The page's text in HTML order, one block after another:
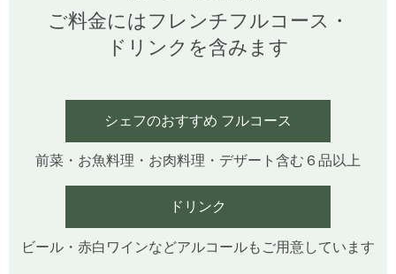
ご料金にはフレンチフルコース・
ドリンクを含みます
シェフのおすすめ フルコース
前菜・お魚料理・お肉料理・デザート含む６品以上
ドリンク
ビール・赤白ワインなどアルコールもご用意しています